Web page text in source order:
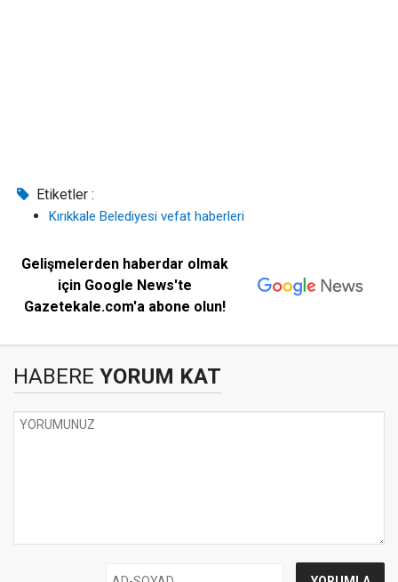
Etiketler :
Kırıkkale Belediyesi vefat haberleri
Gelişmelerden haberdar olmak
için Google News'te
Gazetekale.com'a abone olun!
HABERE YORUM KAT